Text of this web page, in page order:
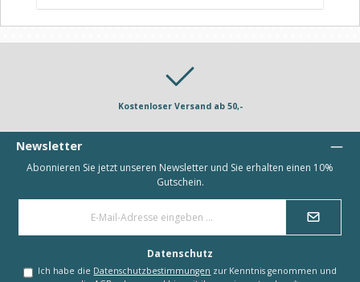
Kostenloser Versand ab 50,-
Newsletter
Abonnieren Sie jetzt unseren Newsletter und Sie erhalten einen 10%
Gutschein.
Datenschutz
Ich habe die Datenschutzbestimmungen zur Kenntnis genommen und